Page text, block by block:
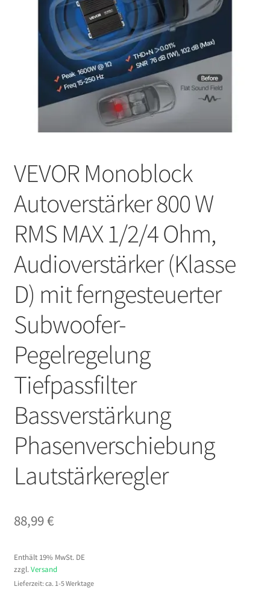
VEVOR Monoblock
Autoverstärker 800 W
RMS MAX 1/2/4 Ohm,
Audioverstärker (Klasse
D) mit ferngesteuerter
Subwoofer-
Pegelregelung
Tiefpassfilter
Bassverstärkung
Phasenverschiebung
Lautstärkeregler
88,99€
Enthält 19% MwSt. DE
zzgl. Versand
Lieferzeit: ca. 1-5 Werktage